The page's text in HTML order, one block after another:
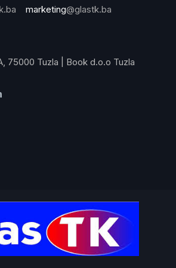
marketing@glastk.ba
75000 Tuzla | Book d.o.o Tuzla